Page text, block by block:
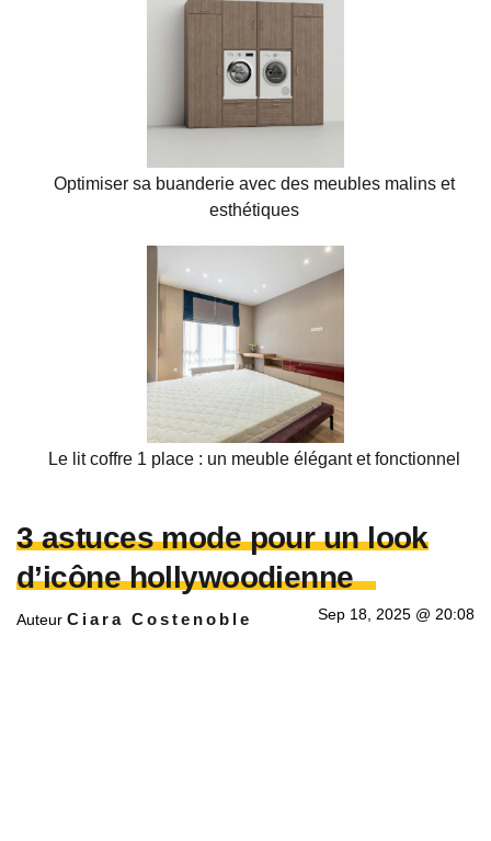
Optimiser sa buanderie avec des meubles malins et
esthétiques
Le lit coffre 1 place : un meuble élégant et fonctionnel
3 astuces mode pour un look
d’icône hollywoodienne
Auteur Ciara Costenoble Sep 18, 2025 @ 20:08